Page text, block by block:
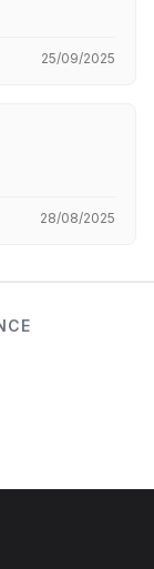
25/09/2025
28/08/2025